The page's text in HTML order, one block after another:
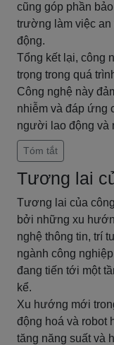
cũng góp phần
trường làm việc
động.
Tổng kết lại, công
trọng trong quá
Công nghệ này
nhiễm và đáp ứng
người lao động và
Tóm tắt
Tương lai
Tương lai của
bởi những xu
nghệ thông tin, trí
ngành công
đang tiến tới một
kể.
Xu hướng mới
động hoá và robot
tăng năng suất và